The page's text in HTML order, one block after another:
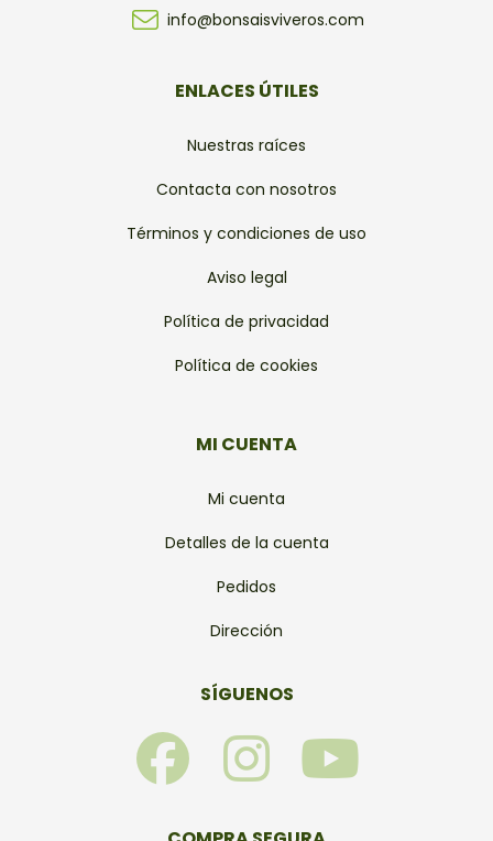
info@bonsaisviveros.com
ENLACES ÚTILES
Nuestras raíces
Contacta con nosotros
Términos y condiciones de uso
Aviso legal
Política de privacidad
Política de cookies
MI CUENTA
Mi cuenta
Detalles de la cuenta
Pedidos
Dirección
SÍGUENOS
F
a
I
n
Y